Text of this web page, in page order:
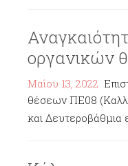
οργανικών
Μαΐου 13, 2022
θέσεων ΠΕ08
και